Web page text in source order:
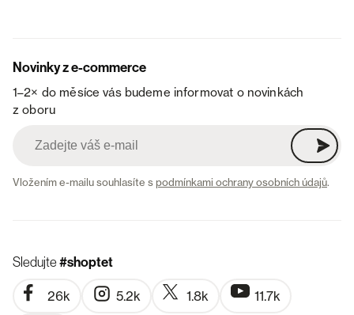
Novinky z e-commerce
1–2× do měsíce vás budeme informovat o novinkách
z oboru
Vložením e-mailu souhlasíte spodmínkami ochrany osobních údajů.
Sledujte#shoptet
26k 5.2k 1.8k 11.7k